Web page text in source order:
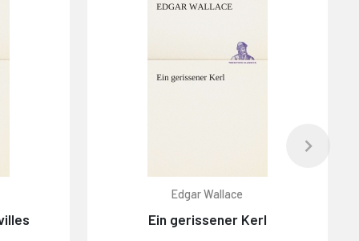
Edgar Wallace
Ein gerissener Kerl